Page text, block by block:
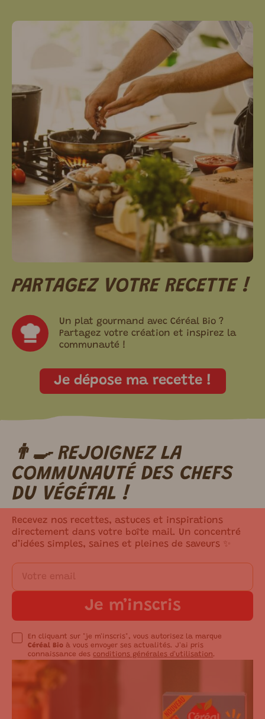
PARTAGEZ VOTRE RECETTE !
Un plat gourmand avec Céréal Bio ?
Partagez votre création et inspirez la
communauté !
Je dépose ma recette !
👨‍🍳 REJOIGNEZ LA
COMMUNAUTÉ DES CHEFS
DU VÉGÉTAL !
Recevez nos recettes, astuces et inspirations
directement dans votre boîte mail. Un concentré
d’idées simples, saines et pleines de saveurs ✨
ici.
Je m’inscris
En cliquant sur "je m'inscris", vous autorisez la marque
Céréal Bio à vous envoyer ses actualités. J'ai pris
connaissance desconditions générales d'utilisation.